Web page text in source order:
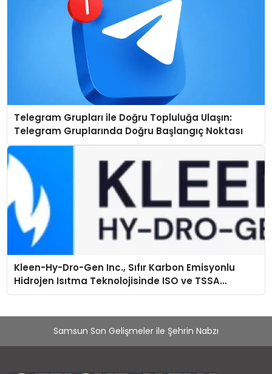
Telegram Grupları ile Doğru Topluluğa Ulaşın:
Telegram Gruplarında Doğru Başlangıç Noktası
Kleen-Hy-Dro-Gen Inc., Sıfır Karbon Emisyonlu
Hidrojen Isıtma Teknolojisinde ISO ve TSSA
Düzenleyici Onaylarını Aldı
Samsun Son Gelişmeler ile Şehrin Nabzı